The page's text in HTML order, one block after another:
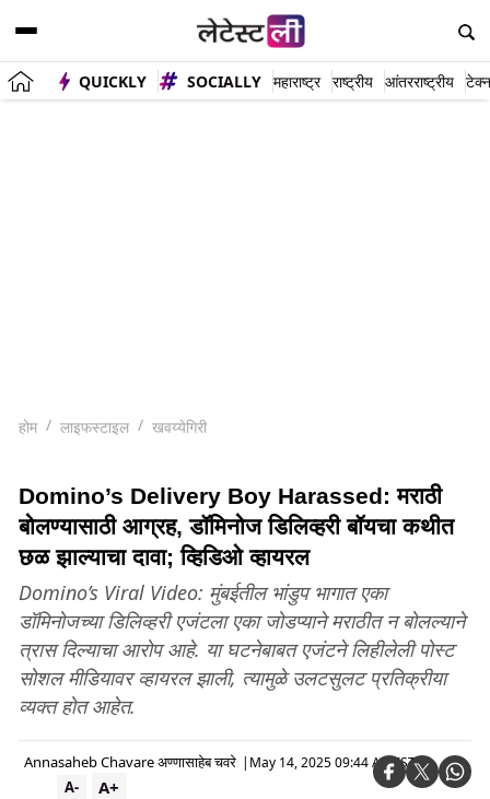
QUICKLY SOCIALLY महाराष्ट्र राष्ट्रीय आंतरराष्ट्रीय
होम लाइफस्टाइल खवय्येगिरी
Domino’s Delivery Boy Harassed: मराठी
बोलण्यासाठी आग्रह, डॉमिनोज डिलिव्हरी बॉयचा कथीत
छळ झाल्याचा दावा; व्हिडिओ व्हायरल
Domino’s Viral Video: मुंबईतील भांडुप भागात एका
डॉमिनोजच्या डिलिव्हरी एजंटला एका जोडप्याने मराठीत न बोलल्याने
त्रास दिल्याचा आरोप आहे. या घटनेबाबत एजंटने लिहीलेली पोस्ट
सोशल मीडियावर व्हायरल झाली, त्यामुळे उलटसुलट प्रतिक्रीया
व्यक्त होत आहेत.
Annasaheb Chavare अण्णासाहेब चवरे | May 14, 2025 09:44 AM IST
A+
A-